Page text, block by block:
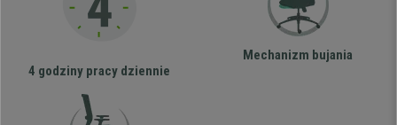
4 godziny pracy dziennie
Mechanizm bujania